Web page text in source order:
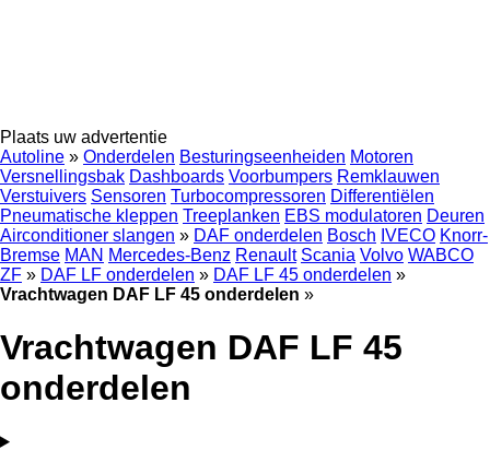
Plaats uw advertentie
Autoline » Onderdelen Besturingseenheiden Motoren
Versnellingsbak Dashboards Voorbumpers Remklauwen
Verstuivers Sensoren Turbocompressoren Differentiëlen
Pneumatische kleppen Treeplanken EBS modulatoren Deuren
Airconditioner slangen » DAF onderdelen Bosch IVECO Knorr-
Bremse MAN Mercedes-Benz Renault Scania Volvo WABCO
ZF » DAF LF onderdelen » DAF LF 45 onderdelen »
Vrachtwagen DAF LF 45 onderdelen »
Vrachtwagen DAF LF 45
onderdelen